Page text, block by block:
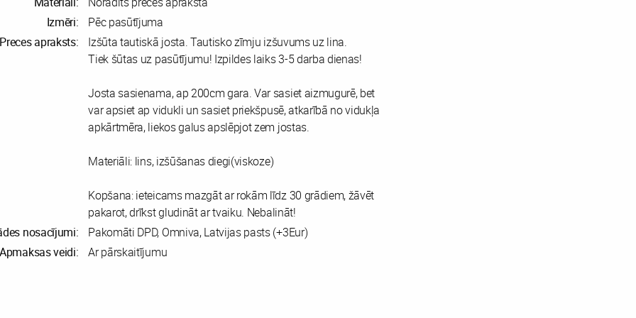
Izmēri:
Pēc pasūtījuma
Preces apraksts:
Izšūta tautiskā josta. Tautisko zīmju izšuvums uz lina.
Tiek šūtas uz pasūtījumu! Izpildes laiks 3-5 darba dienas!
Josta sasienama, ap 200cm gara. Var sasiet aizmugurē, bet
var apsiet ap vidukli un sasiet priekšpusē, atkarībā no vidukļa
apkārtmēra, liekos galus apslēpjot zem jostas.
Materiāli: lins, izšūšanas diegi(viskoze)
Kopšana: ieteicams mazgāt ar rokām līdz 30 grādiem, žāvēt
pakarot, drīkst gludināt ar tvaiku. Nebalināt!
nosacījumi:
Pakomāti DPD, Omniva, Latvijas pasts (+3Eur)
Apmaksas veidi:
Ar pārskaitījumu